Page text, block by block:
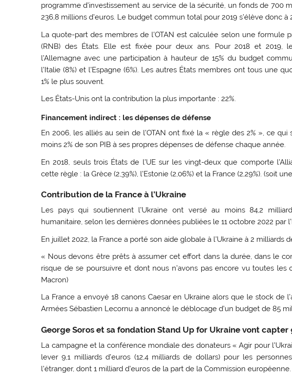
programme d’investissement au service de la sécurité, un fonds de 700
236,8 millions d’euros. Le budget commun total pour 2019 s’élève donc à
La quote-part des membres de l’OTAN est calculée selon une formule
(RNB) des États. Elle est fixée pour deux ans. Pour 2018 et 2019,
l’Allemagne avec une participation à hauteur de 15% du budget
l’Italie (8%) et l’Espagne (6%). Les autres États membres ont tous une
1% le plus souvent.
Les États-Unis ont la contribution la plus importante : 22%.
Financement indirect : les dépenses de défense
En 2006, les alliés au sein de l’OTAN ont fixé la « règle des 2% », ce
moins 2% de son PIB à ses propres dépenses de défense chaque année.
En 2018, seuls trois États de l’UE sur les vingt-deux que comporte
cette règle : la Grèce (2,39%), l’Estonie (2,06%) et la France (2,29%). (soit
Contribution de la France à l’Ukraine
Les pays qui soutiennent l’Ukraine ont versé au moins 84,2
humanitaire, selon les dernières données publiées le 11 octobre 2022 par
En juillet 2022, la France a porté son aide globale à l’Ukraine à 2 milliards
« Nous devons être prêts à assumer cet effort dans la durée, dans le
risque de se poursuivre et dont nous n’avons pas encore vu toutes les
Macron)
La France a envoyé 18 canons Caesar en Ukraine alors que le stock de
Armées Sébastien Lecornu a annoncé le déblocage d’un budget de 85
George Soros et sa fondation Stand Up for Ukraine vont capter
La campagne et la conférence mondiale des donateurs « Agir pour
lever 9,1 milliards d’euros (12,4 milliards de dollars) pour les
l’étranger, dont 1 milliard d’euros de la part de la Commission européenne.